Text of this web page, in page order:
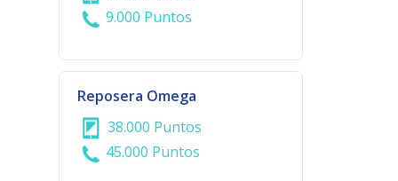
9.000 Puntos
Reposera Omega
38.000 Puntos
45.000 Puntos